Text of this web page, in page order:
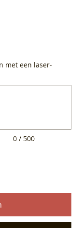
met een laser-
0 / 500